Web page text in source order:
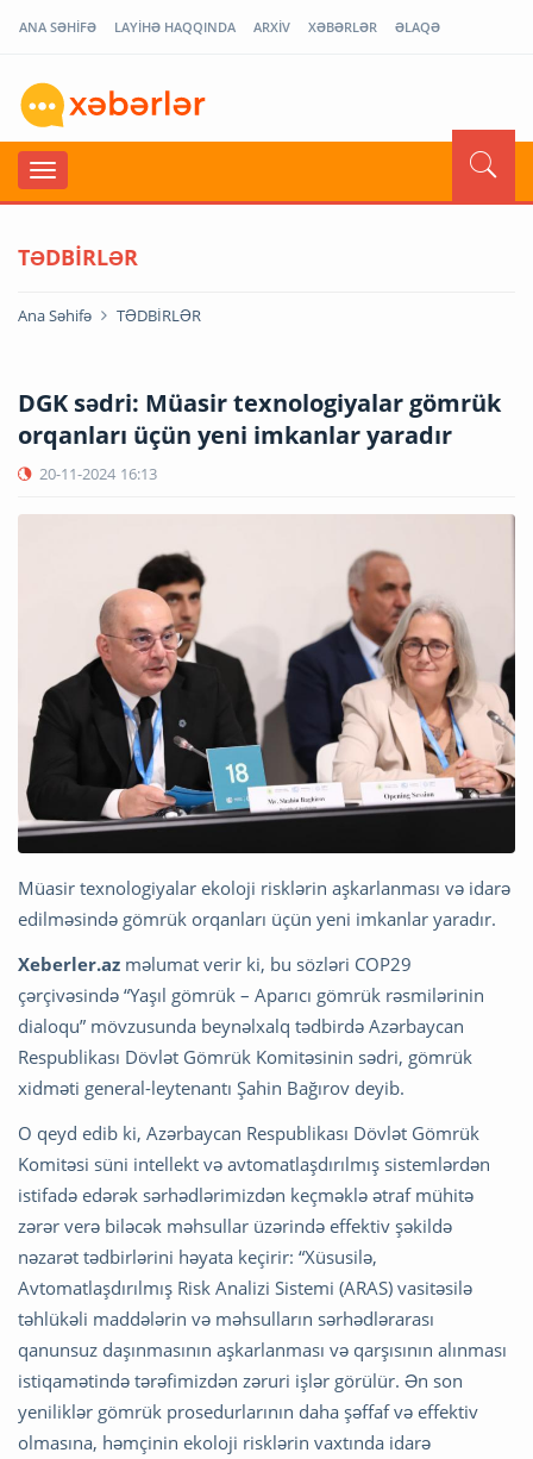
ANA SƏHİFƏ LAYİHƏ HAQQINDA ARXİV XƏBƏRLƏR ƏLAQƏ
TƏDBİRLƏR
Ana Səhifə TƏDBİRLƏR
DGK sədri: Müasir texnologiyalar gömrük
orqanları üçün yeni imkanlar yaradır
20-11-2024 16:13
Müasir texnologiyalar ekoloji risklərin aşkarlanması və idarə
edilməsində gömrük orqanları üçün yeni imkanlar yaradır.
Xeberler.az məlumat verir ki, bu sözləri COP29
çərçivəsində “Yaşıl gömrük – Aparıcı gömrük rəsmilərinin
dialoqu” mövzusunda beynəlxalq tədbirdə Azərbaycan
Respublikası Dövlət Gömrük Komitəsinin sədri, gömrük
xidməti general-leytenantı Şahin Bağırov deyib.
O qeyd edib ki, Azərbaycan Respublikası Dövlət Gömrük
Komitəsi süni intellekt və avtomatlaşdırılmış sistemlərdən
istifadə edərək sərhədlərimizdən keçməklə ətraf mühitə
zərər verə biləcək məhsullar üzərində effektiv şəkildə
nəzarət tədbirlərini həyata keçirir: “Xüsusilə,
Avtomatlaşdırılmış Risk Analizi Sistemi (ARAS) vasitəsilə
təhlükəli maddələrin və məhsulların sərhədlərarası
qanunsuz daşınmasının aşkarlanması və qarşısının alınması
istiqamətində tərəfimizdən zəruri işlər görülür. Ən son
yeniliklər gömrük prosedurlarının daha şəffaf və effektiv
olmasına, həmçinin ekoloji risklərin vaxtında idarə